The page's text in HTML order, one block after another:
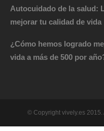
Autocuidado de la salud:
mejorar tu calidad de vida
¿Cómo hemos logrado
vida a más de 500 por
© Copyright vively.es 2015.